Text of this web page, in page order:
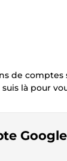
de comptes
là pour